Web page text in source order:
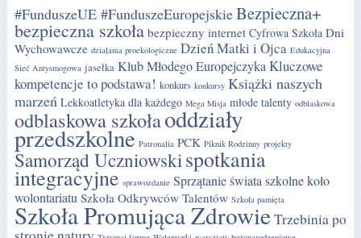
#FunduszeUE #FunduszeEuropejskieBezpieczna+
bezpieczna szkoła bezpieczny internet Cyfrowa Szkoła Dni
Wychowawcze działania proekologiczne Dzień Matki i Ojca Edukacyjna
Sieć Antysmogowa jasełka Klub Młodego Europejczyka Kluczowe
kompetencje to podstawa! konkurs konkursy Książki naszych
marzeń Lekkoatletyka dla każdego Mega Misja młode talenty odblaskowa
odblaskowa szkołaoddziały
przedszkolne Patronalia PCK Piknik Rodzinny projekty
Samorząd Uczniowskispotkania
integracyjne sprawozdanie Sprzątanie świata szkolne koło
wolontariatu Szkoła Odkrywców Talentów Szkoła pamięta
Szkoła Promująca ZdrowieTrzebinia po